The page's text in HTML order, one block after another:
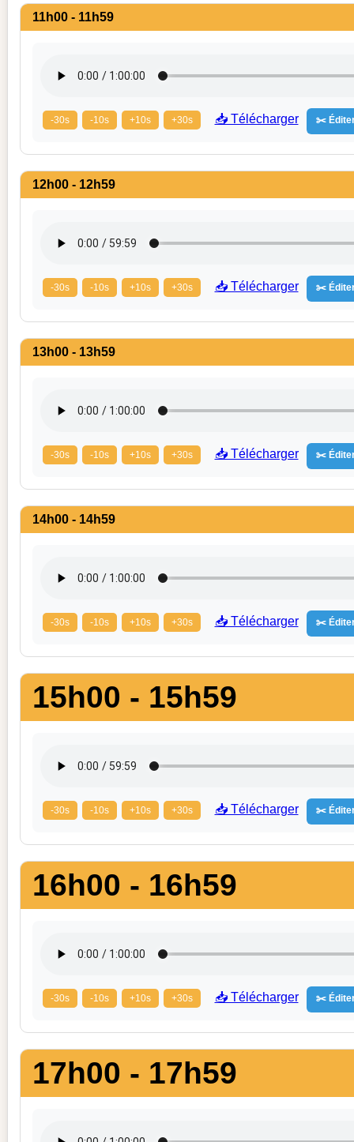
11h00 - 11h59
-30s -10s +10s +30s 📥 Télécharger ✂️
12h00 - 12h59
-30s -10s +10s +30s 📥 Télécharger ✂️
13h00 - 13h59
-30s -10s +10s +30s 📥 Télécharger ✂️
14h00 - 14h59
-30s -10s +10s +30s 📥 Télécharger ✂️
15h00 - 15h59
-30s -10s +10s +30s 📥 Télécharger ✂️
16h00 - 16h59
-30s -10s +10s +30s 📥 Télécharger ✂️
17h00 - 17h59